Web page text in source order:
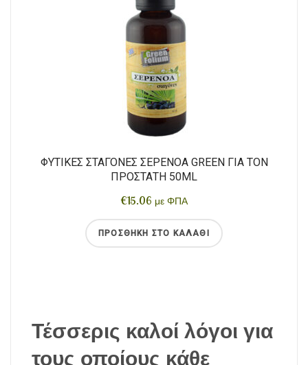
ΦΥΤΙΚΈΣ ΣΤΑΓΌΝΕΣ ΣΕΡΕΝΌΑ GREEN ΓΙΑ ΤΟΝ
ΠΡΟΣΤΆΤΗ 50ML
€15.06 με ΦΠΑ
ΠΡΟΣΘΉΚΗ ΣΤΟ ΚΑΛΆΘΙ
Τέσσερις καλοί λόγοι για
τους οποίους κάθε